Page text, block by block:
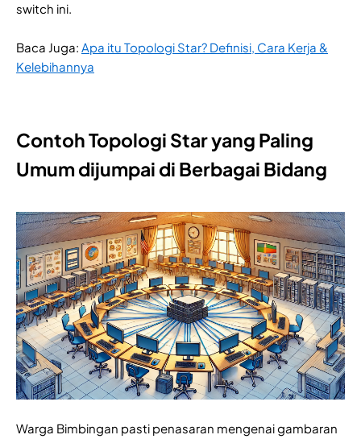
switch ini.
Baca Juga: Apa itu Topologi Star? Definisi, Cara Kerja &
Kelebihannya
Contoh Topologi Star yang Paling
Umum dijumpai di Berbagai Bidang
Warga Bimbingan pasti penasaran mengenai gambaran